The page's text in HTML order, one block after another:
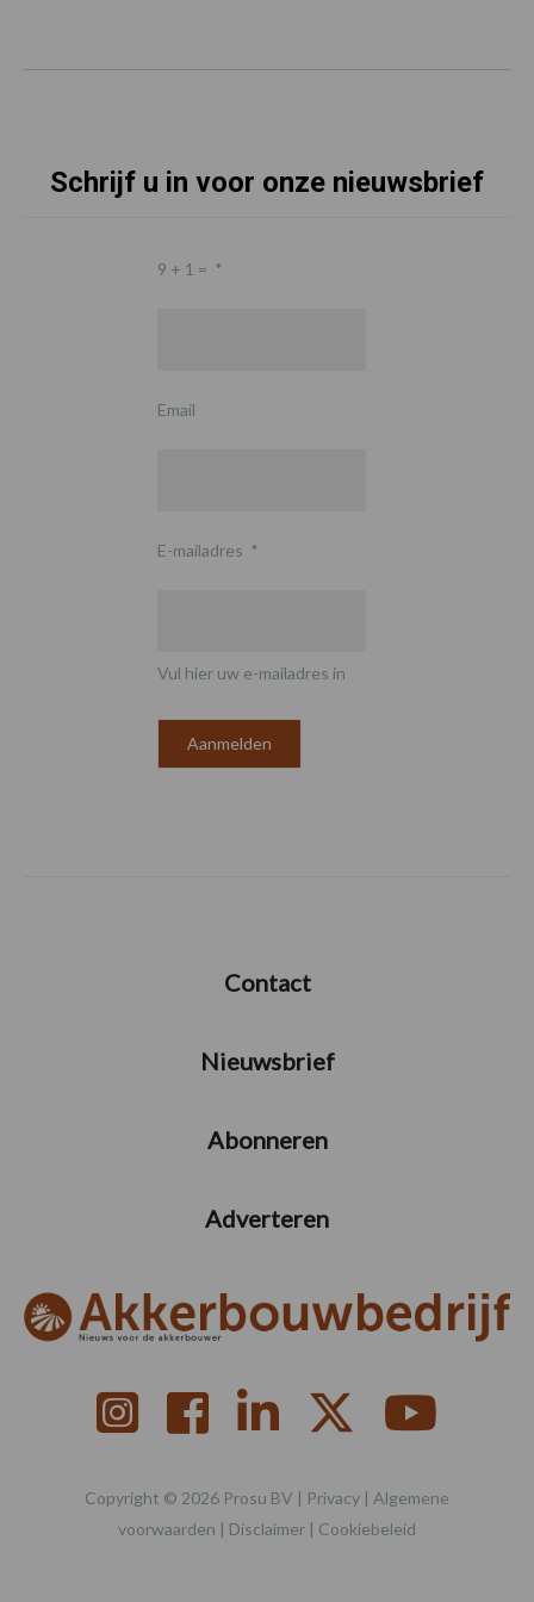
Schrijf u in voor onze nieuwsbrief
9 + 1 = *
Email
E-mailadres *
Vul hier uw e-mailadres in
Contact
Nieuwsbrief
Abonneren
Adverteren
Copyright © 2026 Prosu BV | Privacy | Algemene
voorwaarden | Disclaimer | Cookiebeleid